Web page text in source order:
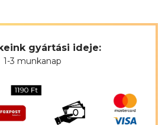
gyártási ideje:
1-3 munkanap